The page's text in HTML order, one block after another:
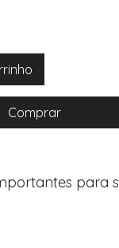
Comprar
para